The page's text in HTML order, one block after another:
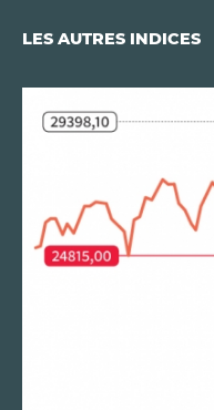
LES AUTRES INDICES